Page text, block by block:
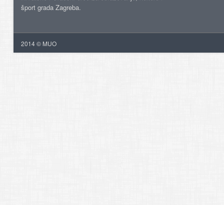
šport grada Zagreba.
2014 © MUO